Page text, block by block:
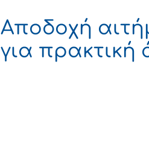
Αποδοχή
για